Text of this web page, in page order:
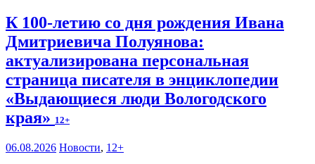
К 100-летию со дня рождения Ивана
Дмитриевича Полуянова:
актуализирована персональная
страница писателя в энциклопедии
«Выдающиеся люди Вологодского
края» 12+
06.08.2026 Новости, 12+